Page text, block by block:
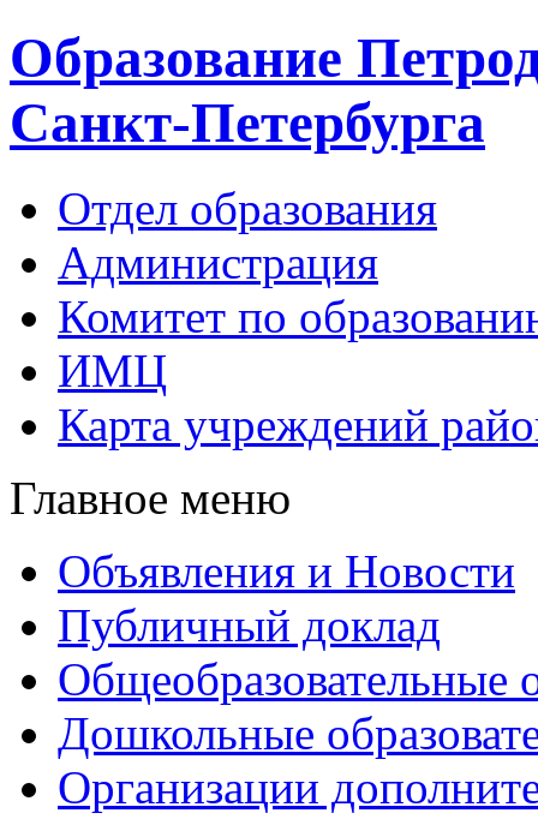
Образование
Санкт-Петербурга
Отдел образования
Администрация
Комитет по
ИМЦ
Карта учреждений
Главное меню
Объявления и Новости
Публичный доклад
Общеобразовательные
Дошкольные
Организации